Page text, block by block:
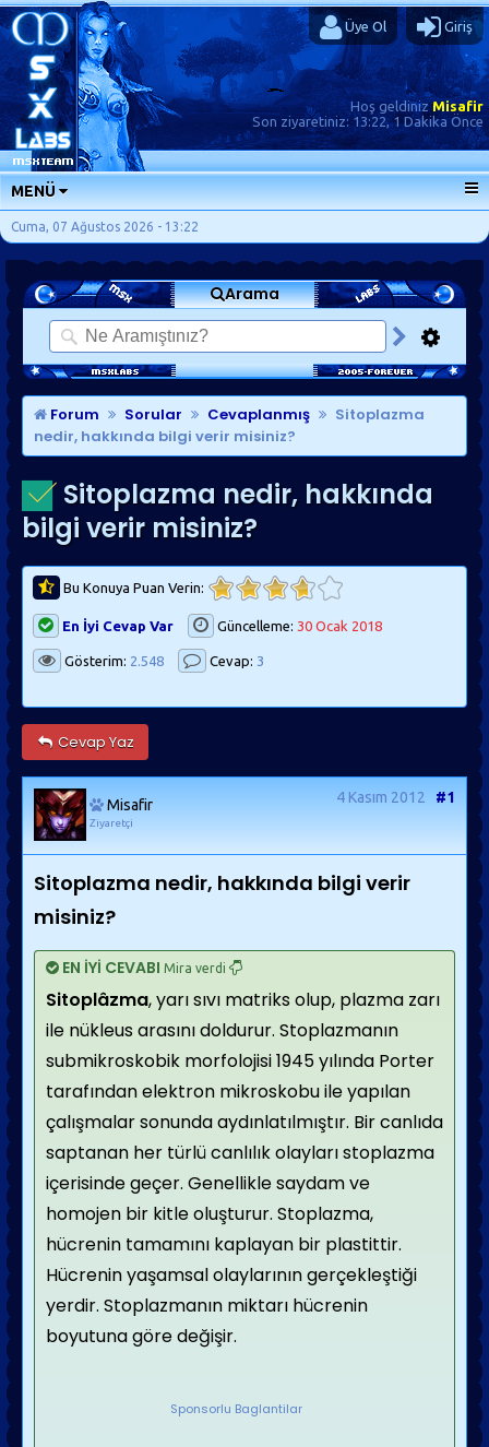
Üye Ol Giriş
Hoş geldinizMisafir
Son ziyaretiniz: 13:22, 1 Dakika Önce
MENÜ
ANA SAYFA
FORUMLAR
SORU-CEVAP
GÜNLÜKLER
SON MESAJLAR
KISAYOLLAR
Cuma, 07 Ağustos 2026 - 13:22
Arama
Forum Sorular Cevaplanmış
Sitoplazma
nedir, hakkında bilgi verir misiniz?
Sitoplazma nedir, hakkında
bilgi verir misiniz?
Bu Konuya Puan Verin:
En İyi Cevap Var Güncelleme: 30 Ocak 2018
Gösterim: 2.548 Cevap: 3
Cevap Yaz
Misafir
Ziyaretçi
4 Kasım 2012 #1
Sitoplazma nedir, hakkında bilgi verir
misiniz?
EN İYİ CEVABI Mira verdi
Sitoplâzma, yarı sıvı matriks olup, plazma zarı
ile nükleus arasını doldurur. Stoplazmanın
submikroskobik morfolojisi 1945 yılında Porter
tarafından elektron mikroskobu ile yapılan
çalışmalar sonunda aydınlatılmıştır. Bir canlıda
saptanan her türlü canlılık olayları stoplazma
içerisinde geçer. Genellikle saydam ve
homojen bir kitle oluşturur. Stoplazma,
hücrenin tamamını kaplayan bir plastittir.
Hücrenin yaşamsal olaylarının gerçekleştiği
yerdir. Stoplazmanın miktarı hücrenin
boyutuna göre değişir.
Sponsorlu Baglantilar